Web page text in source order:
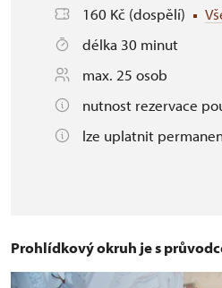
160 Kč (dospělí)
délka 30 minut
max. 25 osob
nutnost rezervace
lze uplatnit
Prohlídkový okruh je s